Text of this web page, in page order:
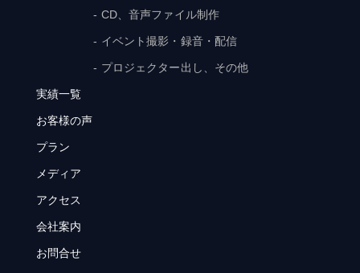
- CD、音声ファイル制作
- イベント撮影・録音・配信
- プロジェクター出し、その他
実績一覧
お客様の声
プラン
メディア
アクセス
会社案内
お問合せ